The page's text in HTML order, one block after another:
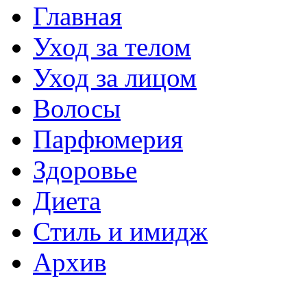
Главная
Уход за телом
Уход за лицом
Волосы
Парфюмерия
Здоровье
Диета
Стиль и имидж
Архив